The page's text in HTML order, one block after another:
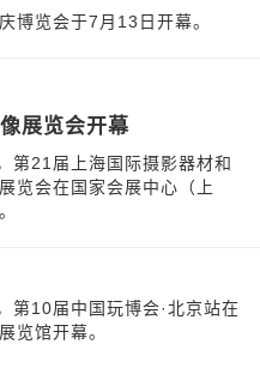
博览会于7月13日开幕。
展览会开幕
第21届上海国际摄影器材和
览会在国家会展中心（上
第10届中国玩博会·北京站在
览馆开幕。